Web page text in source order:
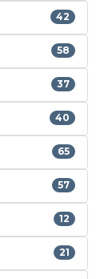
42
58
37
40
65
57
12
21